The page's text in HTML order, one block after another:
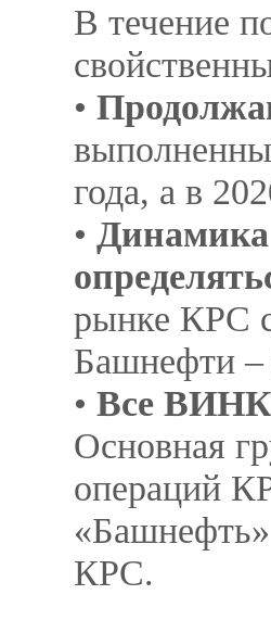
В течение
•
года, а в
• Динамика
рынке КРС
Башнефти –
• Все ВИНК
Основная
операций
КРС.